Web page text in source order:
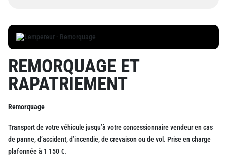
REMORQUAGE ET
RAPATRIEMENT
Remorquage
Transport de votre véhicule jusqu’à votre concessionnaire vendeur en cas
de panne, d’accident, d’incendie, de crevaison ou de vol. Prise en charge
plafonnée à 1 150 €.